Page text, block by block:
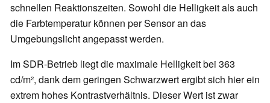
schnellen Reaktionszeiten. Sowohl die Helligkeit als auch
die Farbtemperatur können per Sensor an das
Umgebungslicht angepasst werden.
Im SDR-Betrieb liegt die maximale Helligkeit bei 363
cd/m², dank dem geringen Schwarzwert ergibt sich hier ein
extrem hohes Kontrastverhältnis. Dieser Wert ist zwar